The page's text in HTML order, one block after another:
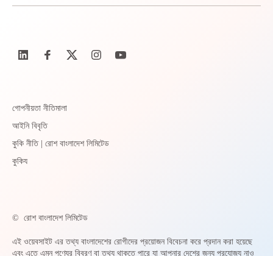
গোপনীয়তা নীতিমালা
আইনি বিবৃতি
কুকি নীতি | রোশ বাংলাদেশ লিমিটেড
কুকিয
© রোশ বাংলাদেশ লিমিটেড
এই ওয়েবসাইট এর তথ্য বাংলাদেশের রোগীদের প্রয়োজন বিবেচনা করে প্রদান করা হয়েছে
এবং এতে এমন পণ্যের বিবরণ বা তথ্য থাকতে পারে যা আপনার দেশের জন্য প্রযোজ্য নাও